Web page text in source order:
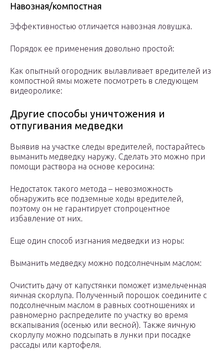
Навозная/компостная
Эффективностью отличается навозная ловушка.
Порядок ее применения довольно простой:
Как опытный огородник вылавливает вредителей из
компостной ямы можете посмотреть в следующем
видеоролике:
Другие способы уничтожения и
отпугивания медведки
Выявив на участке следы вредителей, постарайтесь
выманить медведку наружу. Сделать это можно при
помощи раствора на основе керосина:
Недостаток такого метода – невозможность
обнаружить все подземные ходы вредителей,
поэтому он не гарантирует стопроцентное
избавление от них.
Еще один способ изгнания медведки из норы:
Выманить медведку можно подсолнечным маслом:
Очистить дачу от капустянки поможет измельченная
яичная скорлупа. Полученный порошок соедините с
подсолнечным маслом в равных соотношениях и
равномерно распределите по участку во время
вскапывания (осенью или весной). Также яичную
скорлупу можно подсыпать в лунки при посадке
рассады или картофеля.